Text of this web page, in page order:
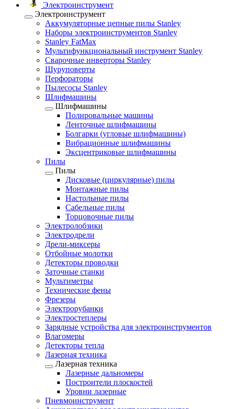
Электроинструмент
Электроинструмент
Аккумуляторные цепные пилы Stanley
Наборы электроинструментов Stanley
Stanley FatMax
Мультифункциональный инструмент Stanley
Сварочные инверторы Stanley
Шуруповерты
Перфораторы
Пылесосы Stanley
Шлифмашины
Шлифмашины
Полировальные машины
Ленточные шлифмашины
Болгарки (угловые шлифмашины)
Вибрационные шлифмашины
Эксцентриковые шлифмашины
Пилы
Пилы
Дисковые (циркулярные) пилы
Монтажные пилы
Настольные пилы
Сабельные пилы
Торцовочные пилы
Электролобзики
Электродрели
Дрели-миксеры
Отбойные молотки
Детекторы проводки
Заточные станки
Мультиметры
Технические фены
Фрезеры
Электрорубанки
Электростеплеры
Зарядные устройства для электроинструментов
Влагомеры
Детекторы тепла
Лазерная техника
Лазерная техника
Лазерные дальномеры
Построители плоскостей
Уровни лазерные
Пневмоинструмент